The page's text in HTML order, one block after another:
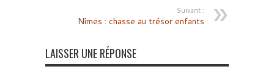
Suivant :
Nîmes : chasse au trésor enfants
LAISSER UNE RÉPONSE